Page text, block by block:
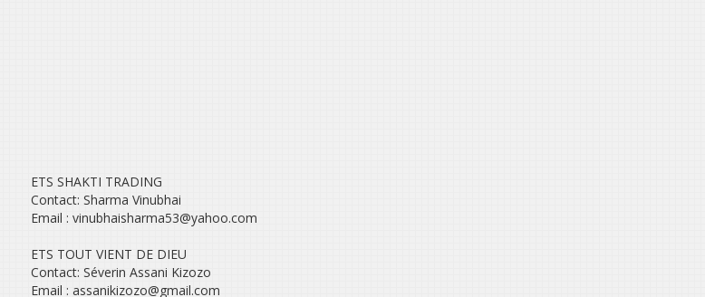
ETS SHAKTI TRADING
Contact: Sharma Vinubhai
Email : vinubhaisharma53@yahoo.com
ETS TOUT VIENT DE DIEU
Contact: Séverin Assani Kizozo
Email : assanikizozo@gmail.com